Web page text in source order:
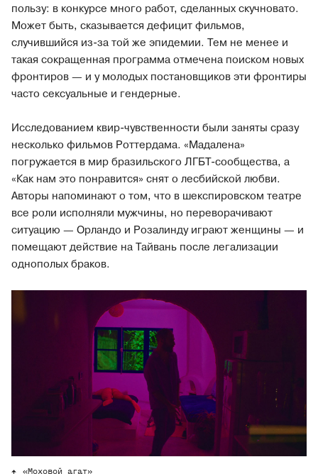
пользу: в конкурсе много работ, сделанных скучновато.
Может быть, сказывается дефицит фильмов,
случившийся из-за той же эпидемии. Тем не менее и
такая сокращенная программа отмечена поиском новых
фронтиров — и у молодых постановщиков эти фронтиры
часто сексуальные и гендерные.
Исследованием квир-чувственности были заняты сразу
несколько фильмов Роттердама. «Мадалена»
погружается в мир бразильского ЛГБТ-сообщества, а
«Как нам это понравится» снят о лесбийской любви.
Авторы напоминают о том, что в шекспировском театре
все роли исполняли мужчины, но переворачивают
ситуацию — Орландо и Розалинду играют женщины — и
помещают действие на Тайвань после легализации
однополых браков.
«Моховой агат»